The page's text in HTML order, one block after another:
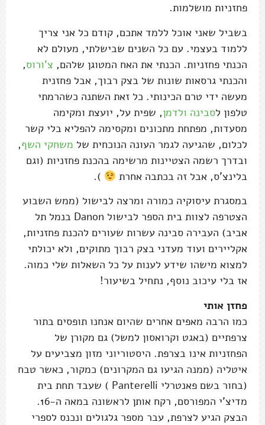
פחזניות מושלמות.
בשביל שאני אוכל ללמד אתכם, קודם כל אני צריך
ללמוד בעצמי. עם כל השנים שבישלתי, מעולם לא
הכנתי פחזניות. הכנתי את האח המטוגן שלהם, צ'ורוס,
והכנתי גרסאות שונות של בצק רבוך, אבל פחזנית
מעשה ידי טרם הכינותי. כל זאת השתנה כשהרמתי
טלפון לסבינה ולדמן, שפית על, יועצת ומקימה
מסעדות, מפתחת מתכונים ומקסימה להפליא בלי קשר
לכלום, שהגיעה לגמר העונה הנוכחית של משחקי השף,
ובדרך רשמה הצטיינות מרשימה בהכנת פחזניות (וגם
בלינצ'ס, אבל זה בכתבה אחרת
).
במסגרת עיסוקיה כמורה ומרצה לבישול (ממש השבוע
הצטרפה לצוות בית הספר לבישול Danon בנמל תל
אביב) העבירה סבינה עשרות שעורים להכנת פחזניות,
אקליירים ועוד מעדני בצק רבוך מתוקים, ולא יכולתי
למצוא מישהו שידע לענות על כל השאלות שלי כמוה.
אז בלי עיכוב נוסף, נתחיל בשיעור!
פחזן אותי
כמו הרבה מאפים אחרים שהיום אנחנו תופסים בתור
צרפתיים (באגט וקרואסון למשל) גם מקורן של
הפחזניות אינו בצרפת. היסטוריוני מזון מצביעים על
איטליה (ממנה הגיעו גם המקרונים) כמקור, כאשר טבח
(בחור בשם פאנטרלי Panterelli ) שעבד תחת בית
מדיצ'י המפורסם, רקח אותן לראשונה במאה ה-16.
הבצק הגיע לצרפת, עבר מספר גלגולים ונכנס לספרי